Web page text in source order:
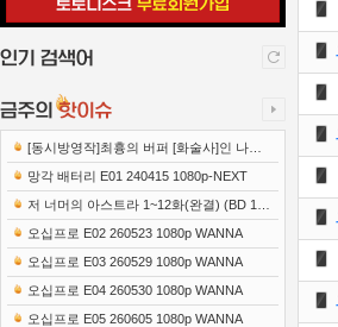
[동시방영작]최흉의 버퍼 [화술사]인 나는
세계 최강 클랜을 이끈다 E12 241219 108..
망각 배터리 E01 240415 1080p-NEXT
저 너머의 아스트라 1~12화(완결) (BD 192
0x1080 x265-10Bit FLACx2)
오십프로 E02 260523 1080p WANNA
오십프로 E03 260529 1080p WANNA
오십프로 E04 260530 1080p WANNA
오십프로 E05 260605 1080p WANNA